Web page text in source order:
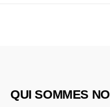
QUI SOMMES